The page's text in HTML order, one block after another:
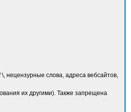
нецензурные слова, адреса вебсайтов,
их другими). Также запрещена